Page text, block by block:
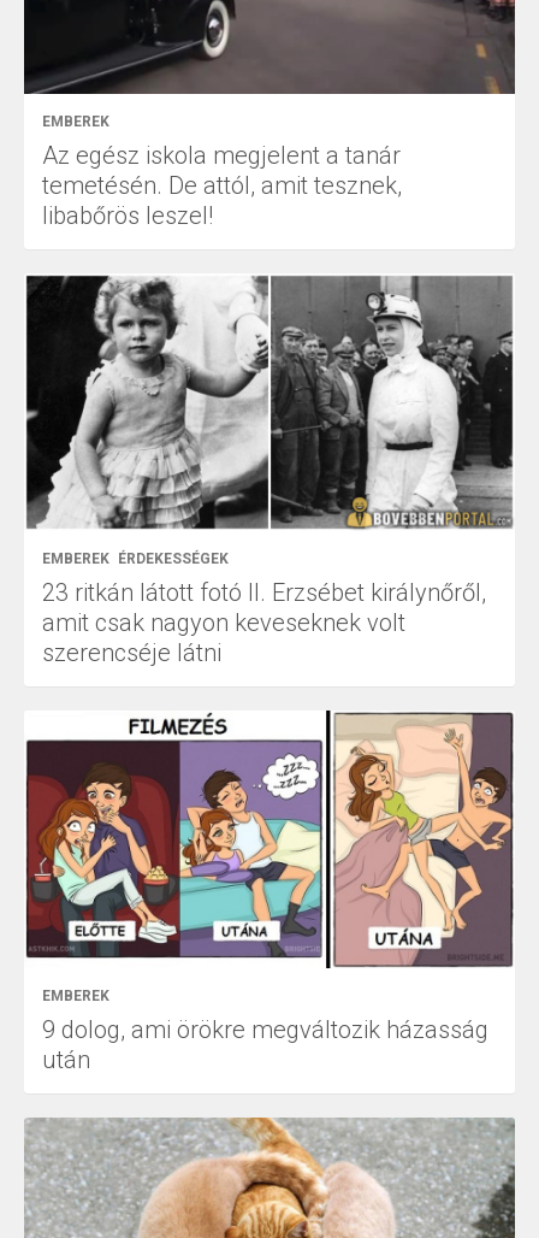
EMBEREK
Az egész iskola megjelent a tanár
temetésén. De attól, amit tesznek,
libabőrös leszel!
EMBEREK ÉRDEKESSÉGEK
23 ritkán látott fotó II. Erzsébet királynőről,
amit csak nagyon keveseknek volt
szerencséje látni
EMBEREK
9 dolog, ami örökre megváltozik házasság
után